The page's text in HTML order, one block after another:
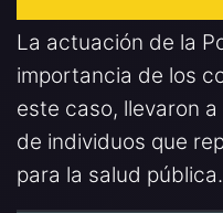
La actuación de la
importancia de los
este caso, llevaron
de individuos que
para la salud pública.